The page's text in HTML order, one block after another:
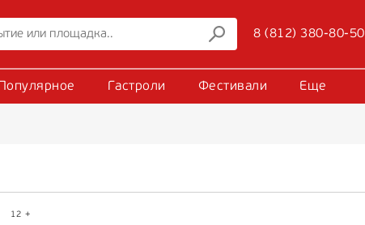
8 (812) 380-80-50
Популярное Гастроли Фестивали Еще
12 +